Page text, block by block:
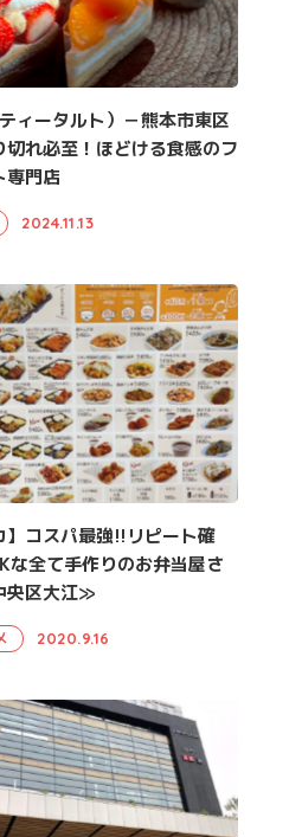
ィータルト）－熊本市東区
切れ必至！ほどける食感のフ
専門店
2024.11.13
】コスパ最強!!リピート確
な全て手作りのお弁当屋さ
央区大江≫
2020.9.16